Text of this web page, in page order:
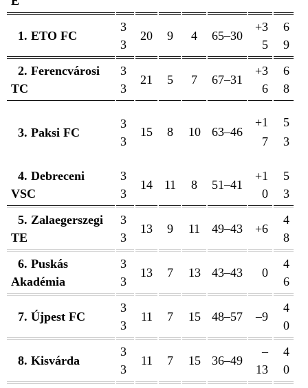
1. ETO FC
3
3
20 9 4 65–30
+3
5
6
9
2. Ferencvárosi
TC
3
3
21 5 7 67–31
+3
6
6
8
3. Paksi FC
3
3
15 8 10 63–46
+1
7
5
3
4. Debreceni
VSC
3
3
14 11 8 51–41
+1
0
5
3
5. Zalaegerszegi
TE
3
3
13 9 11 49–43 +6
4
8
6. Puskás
Akadémia
3
3
13 7 13 43–43 0
4
6
7. Újpest FC
3
3
11 7 15 48–57 –9
4
0
8. Kisvárda
3
3
11 7 15 36–49
–
13
4
0